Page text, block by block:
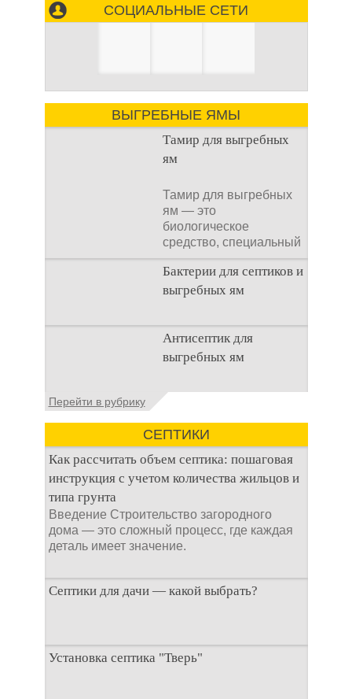
СОЦИАЛЬНЫЕ СЕТИ
ВЫГРЕБНЫЕ ЯМЫ
Тамир для выгребных
ям
Тамир для выгребных
ям — это
биологическое
средство, специальный
концентрат, который
используется
Бактерии для септиков и
выгребных ям
Очистка
канализационного
стока или выгребной
не самым приятным
Антисептик для
выгребных ям
Общие сведения об
Антисептик для
выгребных ям – это
специальные
Перейти в рубрику
СЕПТИКИ
Как рассчитать объем септика: пошаговая
инструкция с учетом количества жильцов и
типа грунта
Введение Строительство загородного
дома — это сложный процесс, где каждая
деталь имеет значение.
Септики для дачи — какой выбрать?
При строительстве дачи одной из
первоочередных задач становится
Установка септика "Тверь"